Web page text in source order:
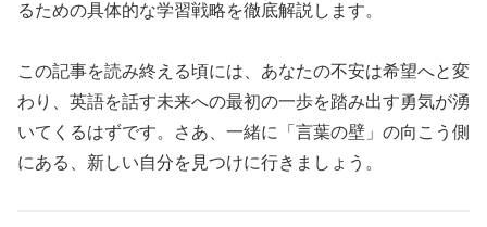
るための具体的な学習戦略を徹底解説します。
この記事を読み終える頃には、あなたの不安は希望へと変
わり、英語を話す未来への最初の一歩を踏み出す勇気が湧
いてくるはずです。さあ、一緒に「言葉の壁」の向こう側
にある、新しい自分を見つけに行きましょう。